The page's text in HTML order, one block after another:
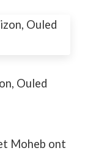
Ouled
Moheb ont